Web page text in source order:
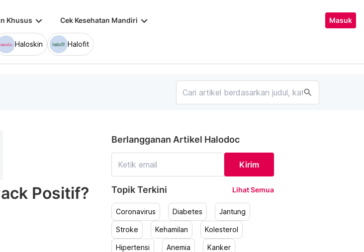
Khusus keyboard_arrow_down Cek Kesehatan Mandiri keyboard_arrow_down Masuk
Haloskin Halofit
search
Positif?
Berlangganan Artikel Halodoc
Kirim
Topik Terkini Lihat Semua
Coronavirus Diabetes Jantung
Stroke Kehamilan Kolesterol
Hipertensi Anemia Kanker